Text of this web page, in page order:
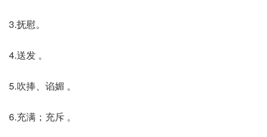
3.抚慰。
4.送发 。
5.吹捧、谄媚 。
6.充满；充斥 。